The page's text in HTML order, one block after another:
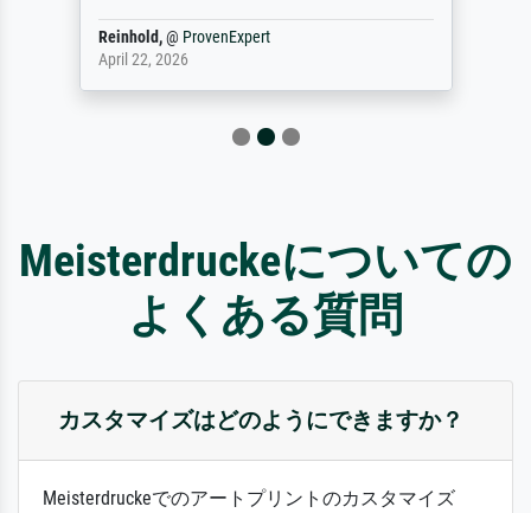
Reinhold,@ ProvenExpert
April 22, 2026
Meisterdruckeについての
よくある質問
カスタマイズはどのようにできますか？
Meisterdruckeでのアートプリントのカスタマイズ